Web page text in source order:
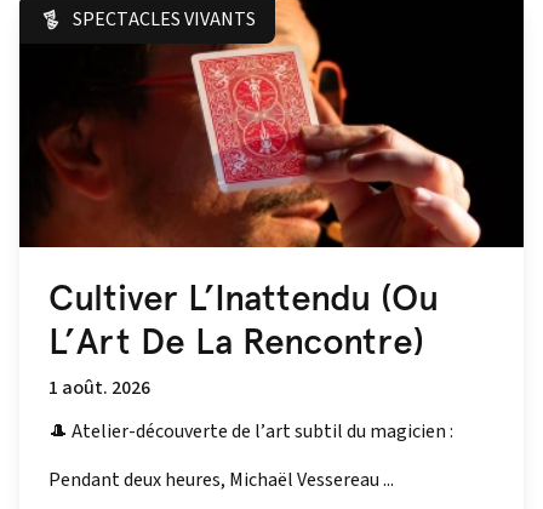
SPECTACLES VIVANTS
Cultiver L’Inattendu (Ou
L’Art De La Rencontre)
1 août. 2026
🎩 Atelier-découverte de l’art subtil du magicien :
Pendant deux heures, Michaël Vessereau ...